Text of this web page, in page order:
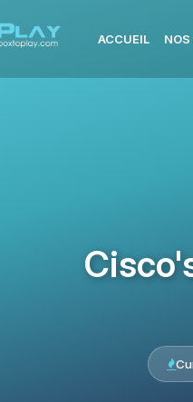
ACCUEIL NOS